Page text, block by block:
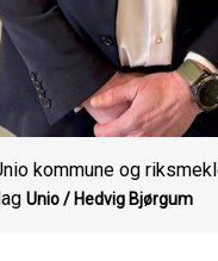
kommune og
Unio / Hedvig Bjørgum